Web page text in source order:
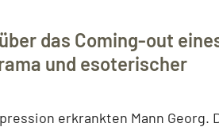
das Coming-out
und esoterischer
erkrankten Mann Georg.